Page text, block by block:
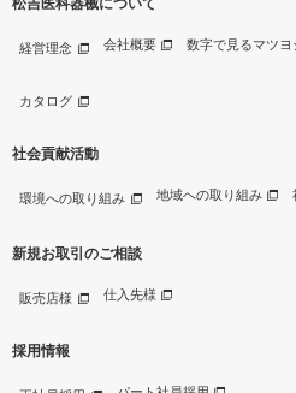
松吉医科器械について
経営理念 会社概要 数字で見るマツヨ
カタログ
社会貢献活動
環境への取り組み 地域への取り組み
新規お取引のご相談
販売店様 仕入先様
採用情報